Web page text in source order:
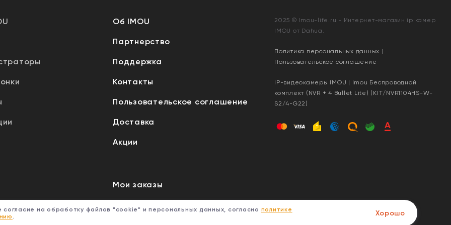
Об IMOU
Партнерство
Поддержка
Контакты
Пользовательское соглашение
Доставка
Акции
Мои заказы
2025 © Imou-life.ru - Интернет-магазин ip камер
IMOU от Dahua.
Политика персональных данных |
Пользовательское соглашение
IP-видеокамеры IMOU | Imou Беспроводной
комплект (NVR + 4 Bullet Lite) (KIT/NVR1104HS-W-
S2/4-G22)
на обработку файлов "cookie" и персональных данных, согласно политике
. Хорошо